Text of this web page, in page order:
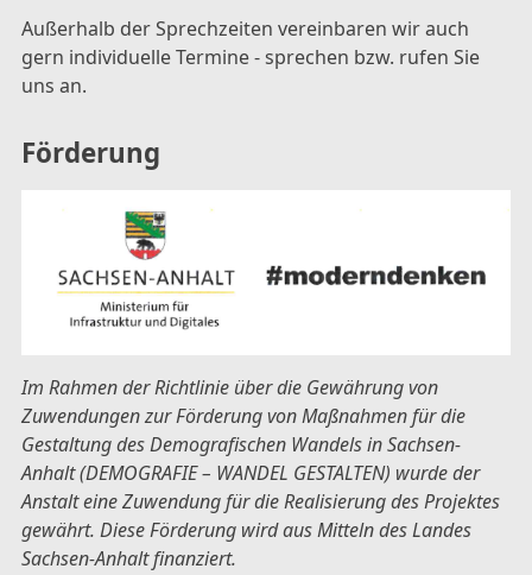
Außerhalb der Sprechzeiten vereinbaren wir auch
gern individuelle Termine - sprechen bzw. rufen Sie
uns an.
Förderung
Im Rahmen der Richtlinie über die Gewährung von
Zuwendungen zur Förderung von Maßnahmen für die
Gestaltung des Demografischen Wandels in Sachsen-
Anhalt (DEMOGRAFIE – WANDEL GESTALTEN) wurde der
Anstalt eine Zuwendung für die Realisierung des Projektes
gewährt. Diese Förderung wird aus Mitteln des Landes
Sachsen-Anhalt finanziert.